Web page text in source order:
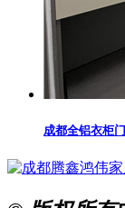
成都全铝衣柜门